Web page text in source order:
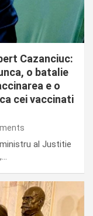
Cazanciuc:
o batalie
e o
cei vaccinati
al Justitie